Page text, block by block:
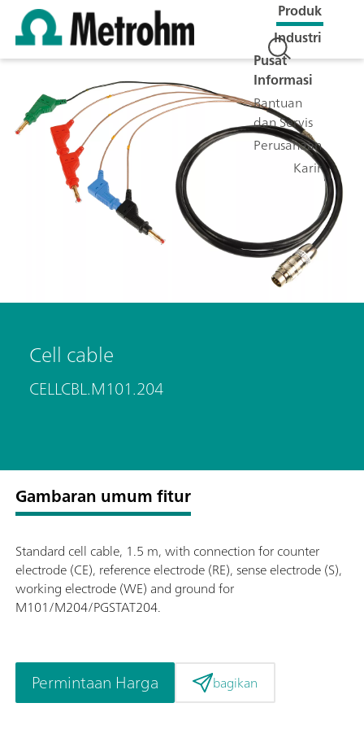
Produk
Industri
Pusat
Informasi
Bantuan
dan Servis
Perusahaan
Karir
Cell cable
CELLCBL.M101.204
Gambaran umum fitur
Standard cell cable, 1.5 m, with connection for counter
electrode (CE), reference electrode (RE), sense electrode (S),
working electrode (WE) and ground for
M101/M204/PGSTAT204.
Permintaan Harga bagikan